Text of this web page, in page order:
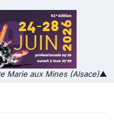
Marie aux Mines (Alsace)▲